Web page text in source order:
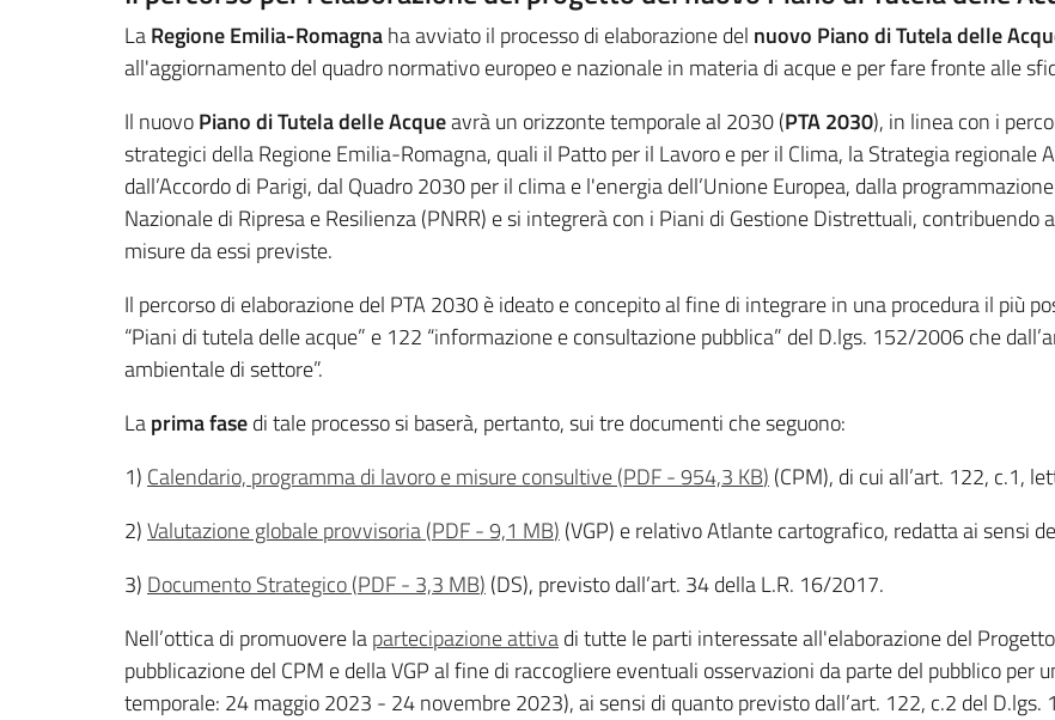
LaRegione Emilia-Romagnaha avviato il processo di elaborazione del nuovo Piano di Tutela delle
all'aggiornamento del quadro normativo europeo e nazionale in materia di acque e per fare fronte alle
Il nuovoPiano di Tutela delle Acqueavrà un orizzonte temporale al 2030 (PTA 2030), in linea con i
strategici della Regione Emilia-Romagna, quali il Patto per il Lavoro e per il Clima, la Strategia regionale
dall’Accordo di Parigi, dal Quadro 2030 per il clima e l'energia dell’Unione Europea, dalla
Nazionale di Ripresa e Resilienza (PNRR) e si integrerà con i Piani di Gestione Distrettuali,
misure da essi previste.
Il percorso di elaborazione del PTA 2030 è ideato e concepito al fine di integrare in una procedura il più
“Piani di tutela delle acque” e 122 “informazione e consultazione pubblica” del D.lgs. 152/2006 che
ambientale di settore”.
Laprima fasedi tale processo si baserà, pertanto, sui tre documenti che seguono:
1) Calendario, programma di lavoro e misure consultive(PDF-954,3 KB) (CPM), di cui all’art. 122, c.1,
2)Valutazione globale provvisoria(PDF-9,1 MB) (VGP) e relativo Atlante cartografico, redatta ai sensi
3) Documento Strategico(PDF- 3,3 MB) (DS), previsto dall’art. 34 della L.R. 16/2017.
Nell’ottica di promuovere lapartecipazione attivadi tutte le parti interessate all'elaborazione del
pubblicazione del CPM e della VGP al fine di raccogliere eventuali osservazioni da parte del pubblico
temporale: 24 maggio 2023 - 24 novembre 2023), ai sensi di quanto previsto dall’art. 122, c.2 del